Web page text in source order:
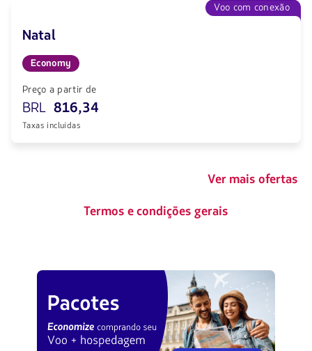
Voo com conexão
Natal
Economy
Preço a partir de
BRL 816,34
Taxas incluídas
Ver mais ofertas
Termos e condições gerais